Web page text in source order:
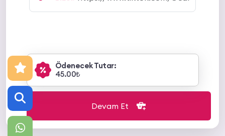
Ödenecek Tutar:
45.00₺
Devam Et